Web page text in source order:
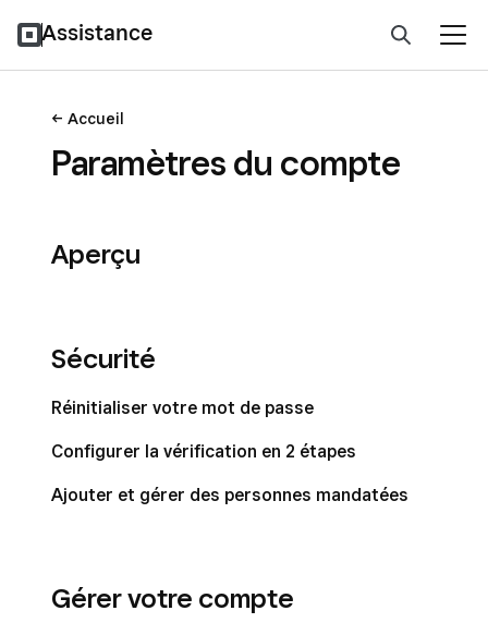
Assistance
Accueil
Paramètres du compte
Aperçu
Sécurité
Réinitialiser votre mot de passe
Configurer la vérification en 2 étapes
Ajouter et gérer des personnes mandatées
Gérer votre compte